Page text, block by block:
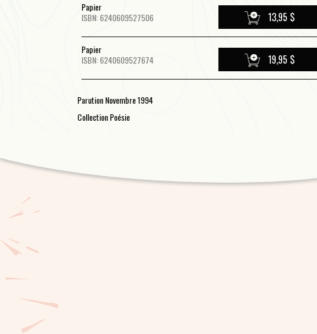
Papier
ISBN: 6240609527506
13,95 $
Papier
ISBN: 6240609527674
19,95 $
Parution Novembre 1994
Collection Poésie